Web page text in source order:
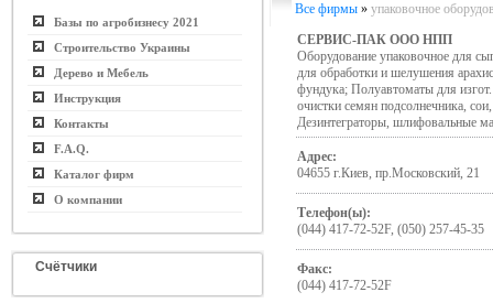
Базы по агробизнесу 2021
Строительство Украины
Дерево и Мебель
Инструкция
Контакты
F.A.Q.
Каталог фирм
О компании
Счётчики
Все фирмы » упаковочное
СЕРВИС-ПАК ООО НПП
Оборудование упаковочное для
для обработки и шелушения
фундука; Полуавтоматы для
очистки семян подсолнечника,
Дезинтеграторы, шлифовальные
Адрес:
04655 г.Киев, пр.Московский, 21
Телефон(ы):
(044) 417-72-52F, (050) 257-45-35
Факс:
(044) 417-72-52F